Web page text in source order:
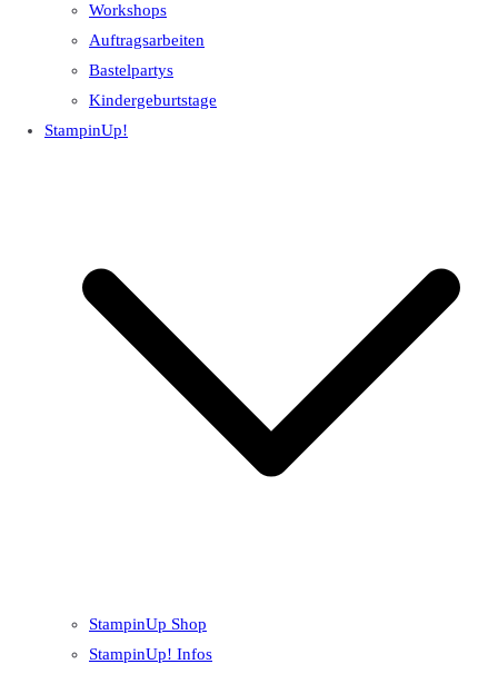
Workshops
Auftragsarbeiten
Bastelpartys
Kindergeburtstage
StampinUp!
StampinUp Shop
StampinUp! Infos